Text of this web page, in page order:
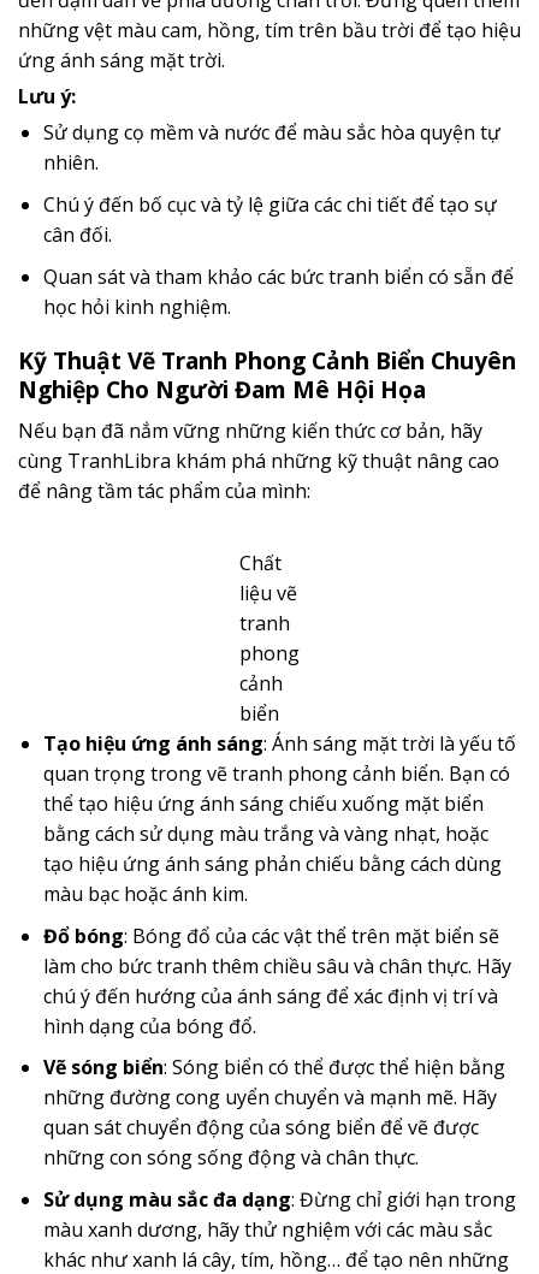
những vệt màu cam, hồng, tím trên bầu trời để tạo hiệu
ứng ánh sáng mặt trời.
Lưu ý:
Sử dụng cọ mềm và nước để màu sắc hòa quyện tự
nhiên.
Chú ý đến bố cục và tỷ lệ giữa các chi tiết để tạo sự
cân đối.
Quan sát và tham khảo các bức tranh biển có sẵn để
học hỏi kinh nghiệm.
Kỹ Thuật Vẽ Tranh Phong Cảnh Biển Chuyên
Nghiệp Cho Người Đam Mê Hội Họa
Nếu bạn đã nắm vững những kiến thức cơ bản, hãy
cùng TranhLibra khám phá những kỹ thuật nâng cao
để nâng tầm tác phẩm của mình:
Chất
liệu vẽ
tranh
phong
cảnh
biển
Tạo hiệu ứng ánh sáng: Ánh sáng mặt trời là yếu tố
quan trọng trong vẽ tranh phong cảnh biển. Bạn có
thể tạo hiệu ứng ánh sáng chiếu xuống mặt biển
bằng cách sử dụng màu trắng và vàng nhạt, hoặc
tạo hiệu ứng ánh sáng phản chiếu bằng cách dùng
màu bạc hoặc ánh kim.
Đổ bóng: Bóng đổ của các vật thể trên mặt biển sẽ
làm cho bức tranh thêm chiều sâu và chân thực. Hãy
chú ý đến hướng của ánh sáng để xác định vị trí và
hình dạng của bóng đổ.
Vẽ sóng biển: Sóng biển có thể được thể hiện bằng
những đường cong uyển chuyển và mạnh mẽ. Hãy
quan sát chuyển động của sóng biển để vẽ được
những con sóng sống động và chân thực.
Sử dụng màu sắc đa dạng: Đừng chỉ giới hạn trong
màu xanh dương, hãy thử nghiệm với các màu sắc
khác như xanh lá cây, tím, hồng… để tạo nên những